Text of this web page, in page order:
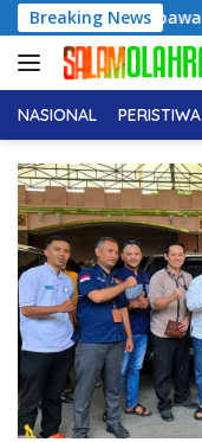
Langsung
ke
konten
Breaking News
ke Rutan KPK
NASIONAL PERISTIWA